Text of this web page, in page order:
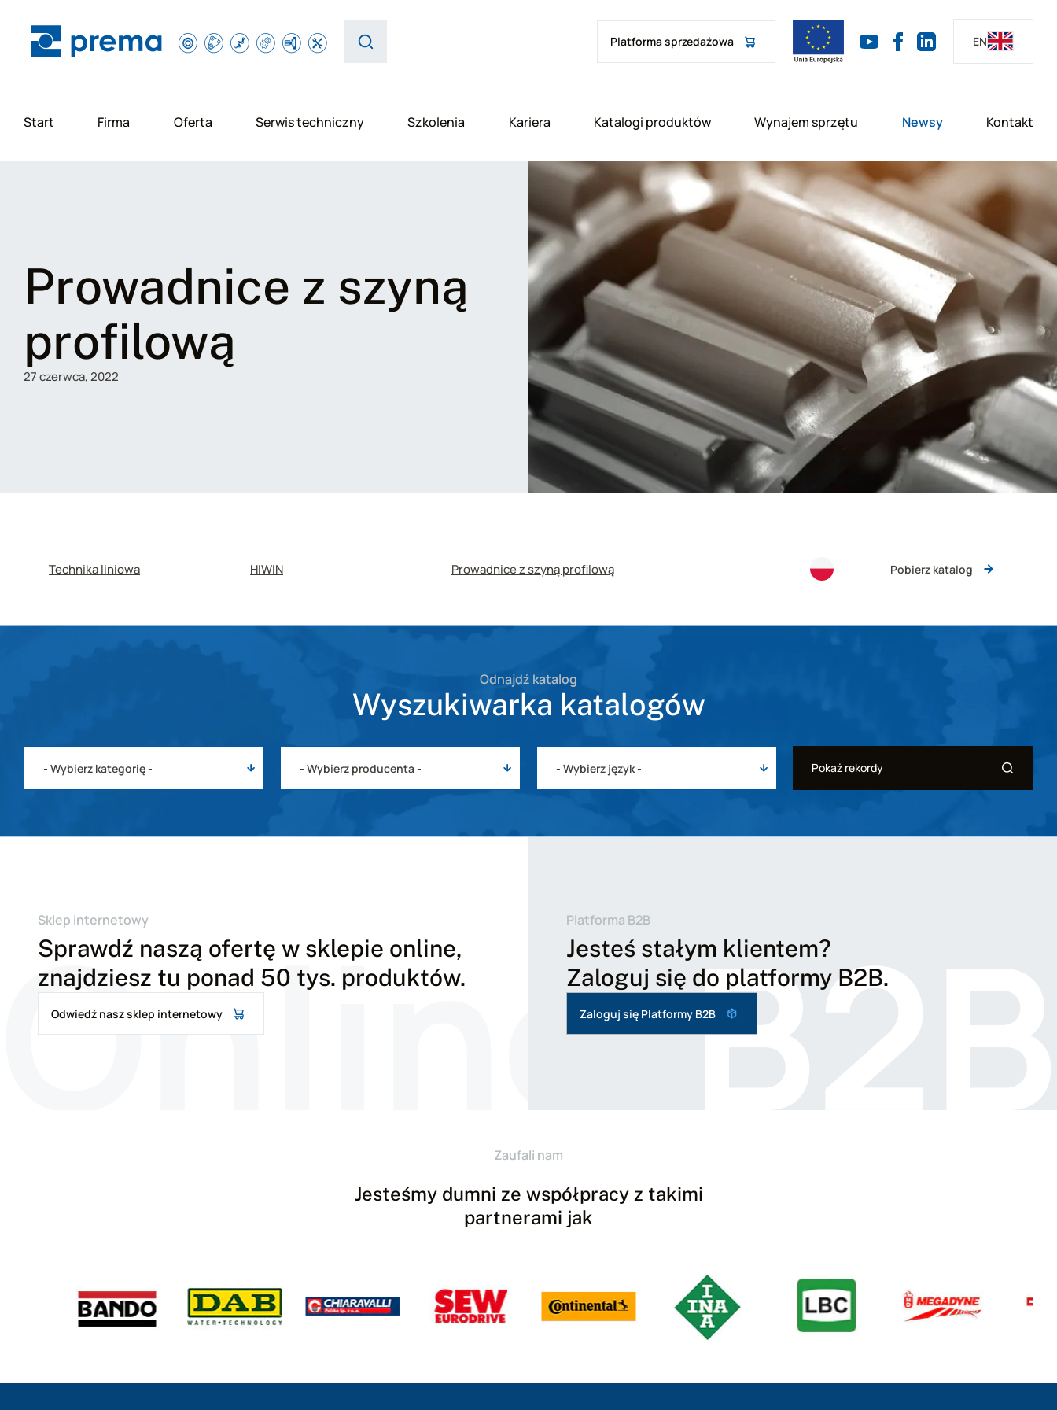
Platforma sprzedażowa EN
Start Firma Oferta Serwis techniczny Szkolenia Kariera Katalogi produktów Wynajem sprzętu Newsy Kontakt
Prowadnice z szyną
profilową
27 czerwca, 2022
Technika liniowa HIWIN Prowadnice z szyną profilową Pobierz katalog
Odnajdź katalog
Wyszukiwarka katalogów
Online
Sklep internetowy
Sprawdź naszą ofertę w sklepie online,
znajdziesz tu ponad 50 tys. produktów.
Odwiedź nasz sklep internetowy B2B
Platforma B2B
Jesteś stałym klientem?
Zaloguj się do platformy B2B.
Zaloguj się Platformy B2B
Zaufali nam
Jesteśmy dumni ze współpracy z takimi
partnerami jak